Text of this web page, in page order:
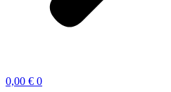
0,00 € 0